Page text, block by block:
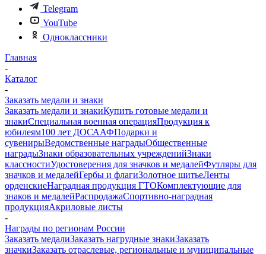
Telegram
YouTube
Одноклассники
Главная
-
Каталог
-
Заказать медали и знаки
Заказать медали и знакиКупить готовые медали и
знакиСпециальная военная операцияПродукция к
юбилеям100 лет ДОСААФПодарки и
сувенирыВедомственные наградыОбщественные
наградыЗнаки образовательных учрежденийЗнаки
классностиУдостоверения для значков и медалейФутляры для
значков и медалейГербы и флагиЗолотное шитьеЛенты
орденскиеНаградная продукция ГТОКомплектующие для
знаков и медалейРаспродажаСпортивно-наградная
продукцияАкриловые листы
-
Награды по регионам России
Заказать медалиЗаказать нагрудные знакиЗаказать
значкиЗаказать отраслевые, региональные и муниципальные